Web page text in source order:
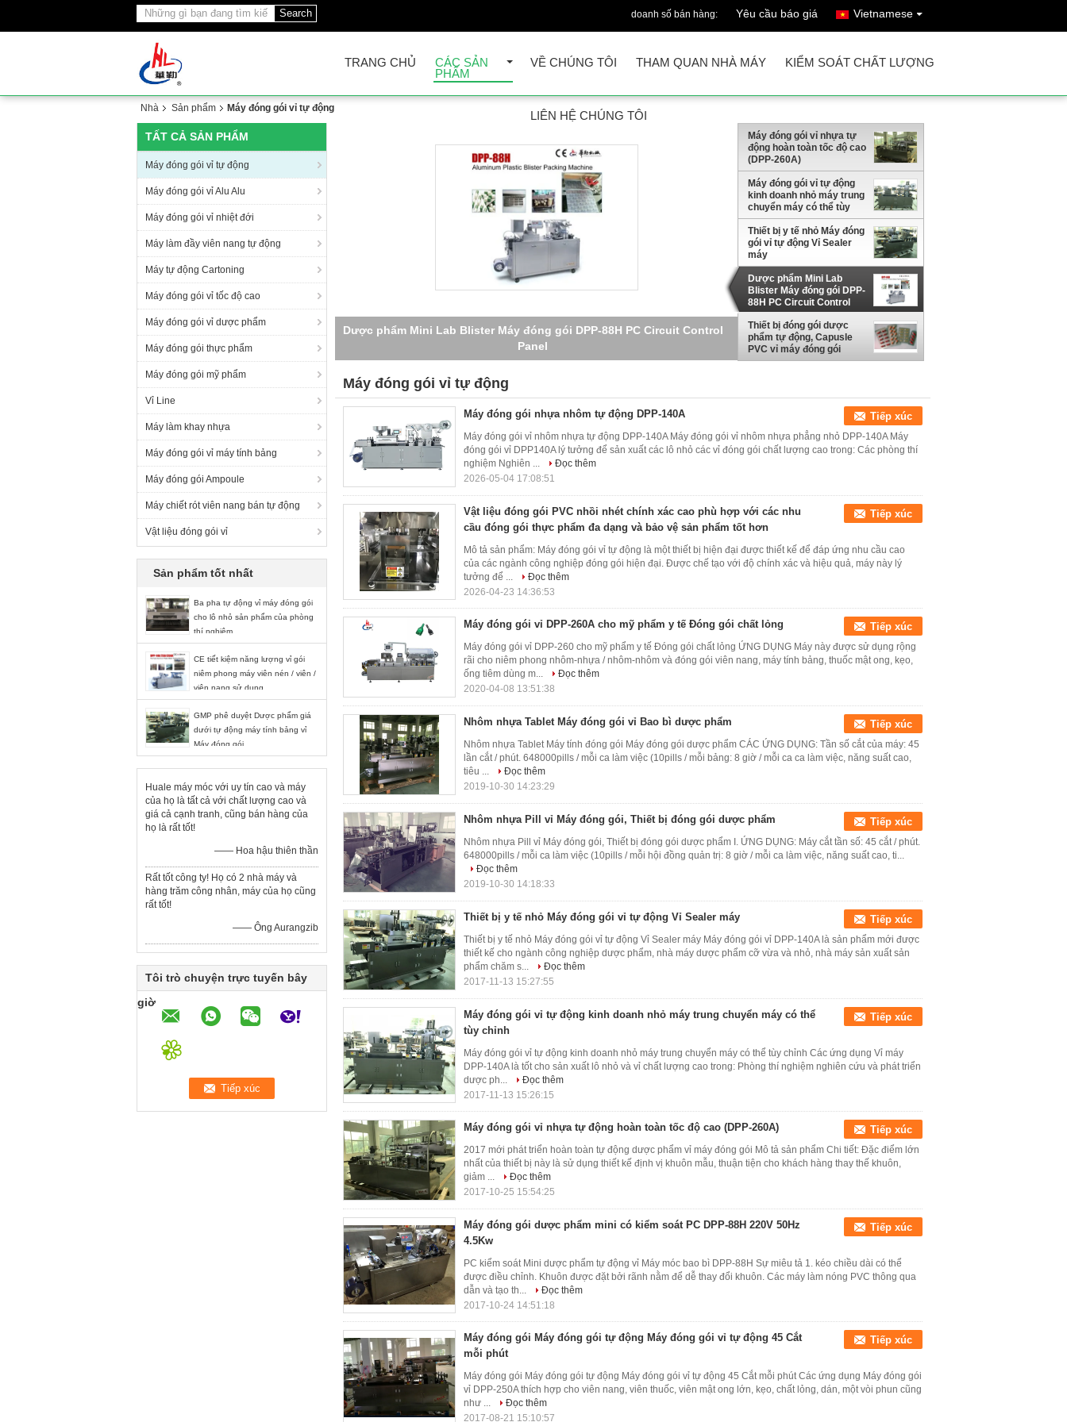
Search doanh số bán hàng: Yêu cầu báo giá Vietnamese
TRANG CHỦ
CÁC SẢN
PHẨM
VỀ CHÚNG TÔI THAM QUAN NHÀ MÁY KIỂM SOÁT CHẤT LƯỢNG
LIÊN HỆ CHÚNG TÔI
Nhà Sản phẩm Máy đóng gói vỉ tự động
TẤT CẢ SẢN PHẨM
Máy đóng gói vỉ tự động
Máy đóng gói vỉ Alu Alu
Máy đóng gói vỉ nhiệt đới
Máy làm đầy viên nang tự động
Máy tự động Cartoning
Máy đóng gói vỉ tốc độ cao
Máy đóng gói vỉ dược phẩm
Máy đóng gói thực phẩm
Máy đóng gói mỹ phẩm
Vỉ Line
Máy làm khay nhựa
Máy đóng gói vỉ máy tính bảng
Máy đóng gói Ampoule
Máy chiết rót viên nang bán tự động
Vật liệu đóng gói vỉ
Sản phẩm tốt nhất
Ba pha tự động vỉ máy đóng gói
cho lô nhỏ sản phẩm của phòng
thí nghiệm
CE tiết kiệm năng lượng vỉ gói
niêm phong máy viên nén / viên /
viên nang sử dụng
GMP phê duyệt Dược phẩm giá
dưới tự động máy tính bảng vỉ
Máy đóng gói
Huale máy móc với uy tín cao và máy
của họ là tất cả với chất lượng cao và
giá cả cạnh tranh, cũng bán hàng của
họ là rất tốt!
—— Hoa hậu thiên thần
Rất tốt công ty! Họ có 2 nhà máy và
hàng trăm công nhân, máy của họ cũng
rất tốt!
—— Ông Aurangzib
Tôi trò chuyện trực tuyến bây
giờ
Thiết bị đóng gói dược phẩm tự động, Capusle PVC vỉ máy đóng gói
Máy đóng gói vỉ nhựa tự
động hoàn toàn tốc độ cao
(DPP-260A)
Máy đóng gói vỉ tự động
kinh doanh nhỏ máy trung
chuyển máy có thể tùy
chỉnh
Thiết bị y tế nhỏ Máy đóng
gói vỉ tự động Vỉ Sealer
máy
Dược phẩm Mini Lab
Blister Máy đóng gói DPP-
88H PC Circuit Control
Panel
Thiết bị đóng gói dược
phẩm tự động, Capusle
PVC vỉ máy đóng gói
Máy đóng gói vỉ tự động
Máy đóng gói nhựa nhôm tự động DPP-140A Tiếp xúc
Máy đóng gói vỉ nhôm nhựa tự động DPP-140A Máy đóng gói vỉ nhôm nhựa phẳng nhỏ DPP-140A Máy
đóng gói vỉ DPP140A lý tưởng để sản xuất các lô nhỏ các vỉ đóng gói chất lượng cao trong: Các phòng thí
nghiệm Nghiên ...
Đọc thêm
2026-05-04 17:08:51
Vật liệu đóng gói PVC nhồi nhét chính xác cao phù hợp với các nhu
cầu đóng gói thực phẩm đa dạng và bảo vệ sản phẩm tốt hơn
Tiếp xúc
Mô tả sản phẩm: Máy đóng gói vỉ tự động là một thiết bị hiện đại được thiết kế để đáp ứng nhu cầu cao
của các ngành công nghiệp đóng gói hiện đại. Được chế tạo với độ chính xác và hiệu quả, máy này lý
tưởng để ...
Đọc thêm
2026-04-23 14:36:53
Máy đóng gói vỉ DPP-260A cho mỹ phẩm y tế Đóng gói chất lỏng Tiếp xúc
Máy đóng gói vỉ DPP-260 cho mỹ phẩm y tế Đóng gói chất lỏng ỨNG DỤNG Máy này được sử dụng rộng
rãi cho niêm phong nhôm-nhựa / nhôm-nhôm và đóng gói viên nang, máy tính bảng, thuốc mật ong, kẹo,
ống tiêm dùng m...
Đọc thêm
2020-04-08 13:51:38
Nhôm nhựa Tablet Máy đóng gói vỉ Bao bì dược phẩm Tiếp xúc
Nhôm nhựa Tablet Máy tính đóng gói Máy đóng gói dược phẩm CÁC ỨNG DỤNG: Tần số cắt của máy: 45
lần cắt / phút. 648000pills / mỗi ca làm việc (10pills / mỗi bảng: 8 giờ / mỗi ca ca làm việc, năng suất cao,
tiêu ...
Đọc thêm
2019-10-30 14:23:29
Nhôm nhựa Pill vỉ Máy đóng gói, Thiết bị đóng gói dược phẩm Tiếp xúc
Nhôm nhựa Pill vỉ Máy đóng gói, Thiết bị đóng gói dược phẩm I. ỨNG DỤNG: Máy cắt tần số: 45 cắt / phút.
648000pills / mỗi ca làm việc (10pills / mỗi hội đồng quản trị: 8 giờ / mỗi ca làm việc, năng suất cao, ti...
Đọc thêm
2019-10-30 14:18:33
Thiết bị y tế nhỏ Máy đóng gói vỉ tự động Vỉ Sealer máy Tiếp xúc
Thiết bị y tế nhỏ Máy đóng gói vỉ tự động Vỉ Sealer máy Máy đóng gói vỉ DPP-140A là sản phẩm mới được
thiết kế cho ngành công nghiệp dược phẩm, nhà máy dược phẩm cỡ vừa và nhỏ, nhà máy sản xuất sản
phẩm chăm s...
Đọc thêm
2017-11-13 15:27:55
Máy đóng gói vỉ tự động kinh doanh nhỏ máy trung chuyển máy có thể
tùy chỉnh
Tiếp xúc
Máy đóng gói vỉ tự động kinh doanh nhỏ máy trung chuyển máy có thể tùy chỉnh Các ứng dụng Vỉ máy
DPP-140A là tốt cho sản xuất lô nhỏ và vỉ chất lượng cao trong: Phòng thí nghiệm nghiên cứu và phát triển
dược ph...
Đọc thêm
2017-11-13 15:26:15
Máy đóng gói vỉ nhựa tự động hoàn toàn tốc độ cao (DPP-260A) Tiếp xúc
2017 mới phát triển hoàn toàn tự động dược phẩm vỉ máy đóng gói Mô tả sản phẩm Chi tiết: Đặc điểm lớn
nhất của thiết bị này là sử dụng thiết kế định vị khuôn mẫu, thuận tiện cho khách hàng thay thế khuôn,
giảm ...
Đọc thêm
2017-10-25 15:54:25
Máy đóng gói dược phẩm mini có kiểm soát PC DPP-88H 220V 50Hz
4.5Kw
Tiếp xúc
PC kiểm soát Mini dược phẩm tự động vỉ Máy móc bao bì DPP-88H Sự miêu tả 1. kéo chiều dài có thể
được điều chỉnh. Khuôn được đặt bởi rãnh nằm để dễ thay đổi khuôn. Các máy làm nóng PVC thông qua
dẫn và tạo th...
Đọc thêm
2017-10-24 14:51:18
Máy đóng gói Máy đóng gói tự động Máy đóng gói vỉ tự động 45 Cắt
mỗi phút
Tiếp xúc
Máy đóng gói Máy đóng gói tự động Máy đóng gói vỉ tự động 45 Cắt mỗi phút Các ứng dụng Máy đóng gói
vỉ DPP-250A thích hợp cho viên nang, viên thuốc, viên mật ong lớn, kẹo, chất lỏng, dán, một vòi phun cũng
như ...
Đọc thêm
2017-08-21 15:10:57